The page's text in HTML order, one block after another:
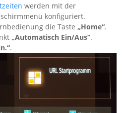
werden mit der
konfiguriert.
die Taste „Home“.
„Automatisch Ein/Aus“.
.